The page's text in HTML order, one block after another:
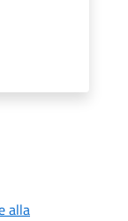
alla